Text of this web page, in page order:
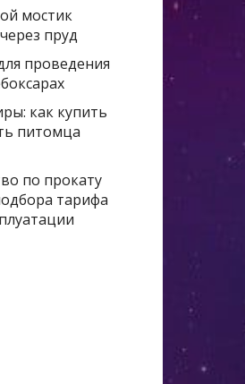
мостик
пруд
проведения
как купить
питомца
по прокату
тарифа